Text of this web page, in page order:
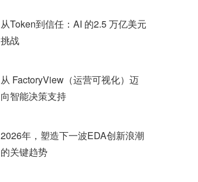
从Token到信任：AI 的2.5 万亿美元
挑战
从 FactoryView（运营可视化）迈
向智能决策支持
2026年，塑造下一波EDA创新浪潮
的关键趋势